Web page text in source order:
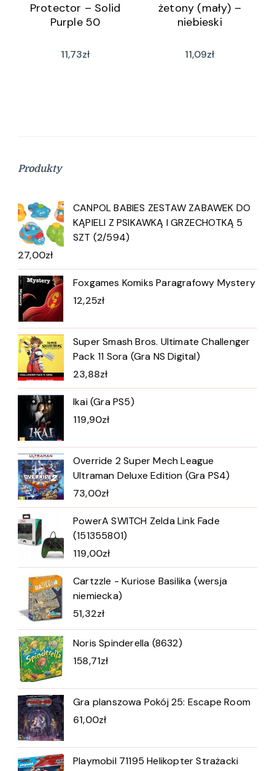
Protector – Solid
Purple 50
11,73zł
żetony (mały) –
niebieski
11,09zł
Produkty
CANPOL BABIES ZESTAW ZABAWEK DO
KĄPIELI Z PSIKAWKĄ I GRZECHOTKĄ 5
SZT (2/594)
27,00zł
Foxgames Komiks Paragrafowy Mystery
12,25zł
Super Smash Bros. Ultimate Challenger
Pack 11 Sora (Gra NS Digital)
23,88zł
Ikai (Gra PS5)
119,90zł
Override 2 Super Mech League
Ultraman Deluxe Edition (Gra PS4)
73,00zł
PowerA SWITCH Zelda Link Fade
(151355801)
119,00zł
Cartzzle - Kuriose Basilika (wersja
niemiecka)
51,32zł
Noris Spinderella (8632)
158,71zł
Gra planszowa Pokój 25: Escape Room
61,00zł
Playmobil 71195 Helikopter Strażacki